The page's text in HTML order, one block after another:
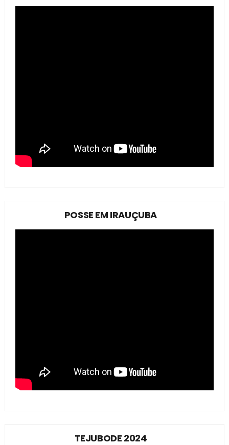
POSSE EM IRAUÇUBA
TEJUBODE 2024